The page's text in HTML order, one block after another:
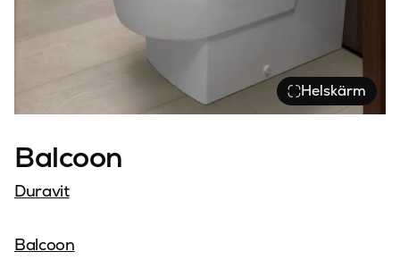
Helskärm
Balcoon
Duravit
Balcoon